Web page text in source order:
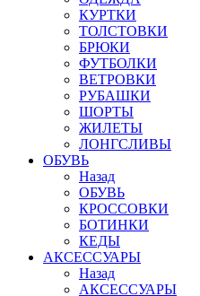
КУРТКИ
ТОЛСТОВКИ
БРЮКИ
ФУТБОЛКИ
ВЕТРОВКИ
РУБАШКИ
ШОРТЫ
ЖИЛЕТЫ
ЛОНГСЛИВЫ
ОБУВЬ
Назад
ОБУВЬ
КРОССОВКИ
БОТИНКИ
КЕДЫ
АКСЕССУАРЫ
Назад
АКСЕССУАРЫ